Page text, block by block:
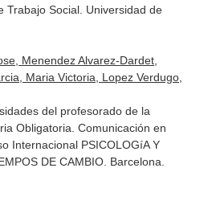
Trabajo Social. Universidad de
Menendez Alvarez-Dardet,
Maria Victoria, Lopez Verdugo,
del profesorado de la
Obligatoria. Comunicación en
Internacional PSICOLOGíA Y
DE CAMBIO. Barcelona.